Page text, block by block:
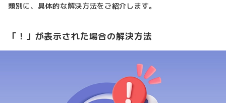
類別に、具体的な解決方法をご紹介します。
「！」が表示された場合の解決方法